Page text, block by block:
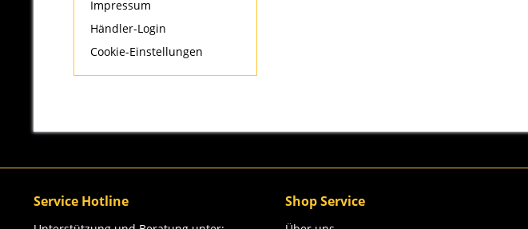
Impressum
Händler-Login
Cookie-Einstellungen
Service Hotline Shop Service